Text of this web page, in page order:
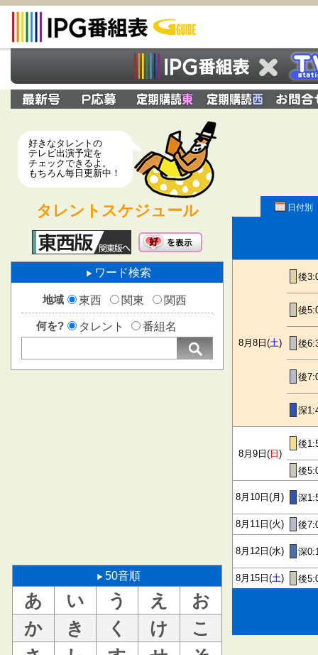
好きなタレントの
テレビ出演予定を
チェックできるよ。
もちろん毎日更新中！
タレントスケジュール
ワード検索
地域 東西 関東 関西
何を? タレント 番組名
50音順
あ い う え
お
か
き く け
こ
日付別
8月8日(土)
後
後
後
後
深
8月9日(日 )
後
後
8月10日(月) 深
8月11日(火) 後
8月12日(水) 深
8月15日(土) 後